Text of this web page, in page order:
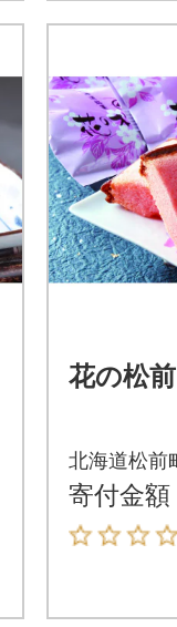
花の松
北海道松前
寄付金額